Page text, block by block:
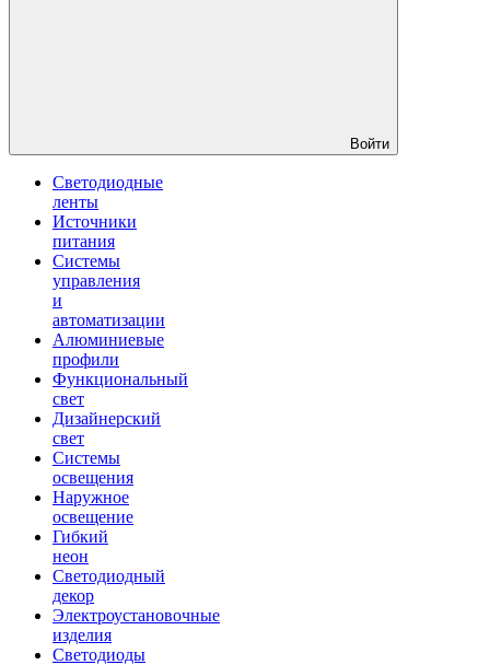
Войти
Светодиодные
ленты
Источники
питания
Системы
управления
и
автоматизации
Алюминиевые
профили
Функциональный
свет
Дизайнерский
свет
Системы
освещения
Наружное
освещение
Гибкий
неон
Светодиодный
декор
Электроустановочные
изделия
Светодиоды